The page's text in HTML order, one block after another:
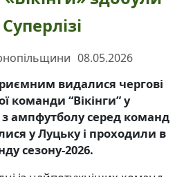
08.05.2026
видалися чергові
команди “Вікінги” у
з ампфутболу серед команд
у Луцьку і проходили в
сезону-2026.